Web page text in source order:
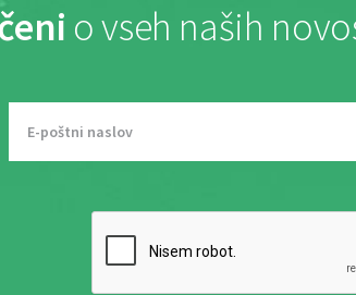
o vseh naših